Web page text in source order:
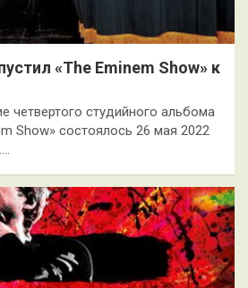
«The Eminem Show» к
четвертого студийного альбома
Show» состоялось 26 мая 2022